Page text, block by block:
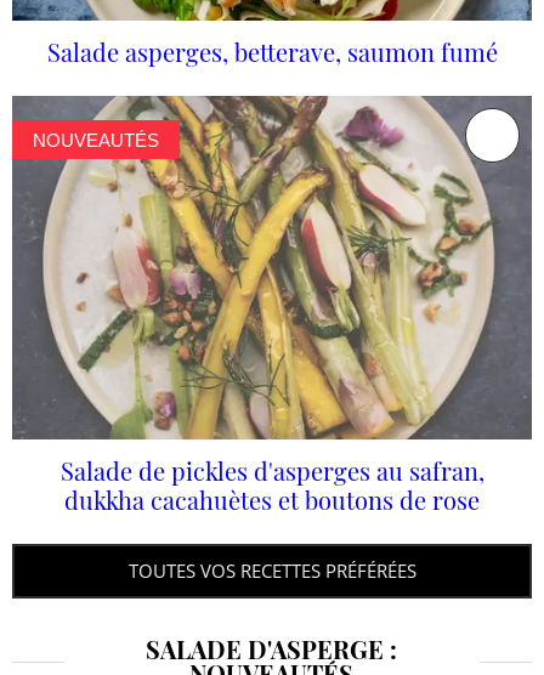
Salade asperges, betterave, saumon fumé
NOUVEAUTÉS
Salade de pickles d'asperges au safran,
dukkha cacahuètes et boutons de rose
TOUTES VOS RECETTES PRÉFÉRÉES
SALADE D'ASPERGE :